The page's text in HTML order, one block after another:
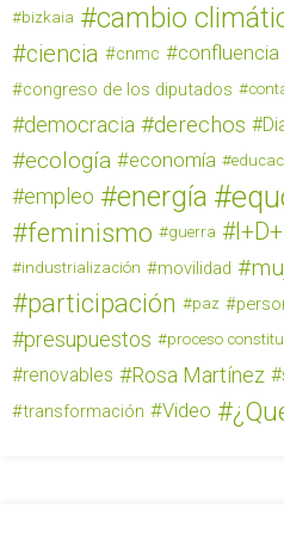
bizkaia cambio
ciencia
cnmc confluencia
congreso de los diputados
democracia derechos
ecología economía
empleo energía
feminismo guerra
industrialización movilidad
participación paz
presupuestos proceso
renovables Rosa Martínez
transformación Video